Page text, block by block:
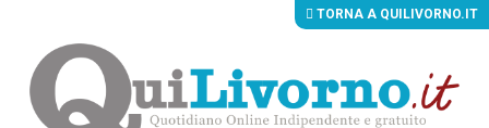
TORNA A QUILIVORNO.IT